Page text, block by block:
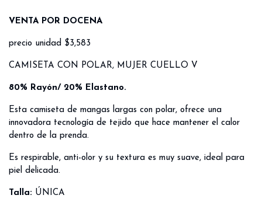
VENTA POR DOCENA
precio unidad $3,583
CAMISETA CON POLAR, MUJER CUELLO V
80% Rayón/ 20% Elastano.
Esta camiseta de mangas largas con polar, ofrece una
innovadora tecnología de tejido que hace mantener el calor
dentro de la prenda.
Es respirable, anti-olor y su textura es muy suave, ideal para
piel delicada.
Talla: ÚNICA